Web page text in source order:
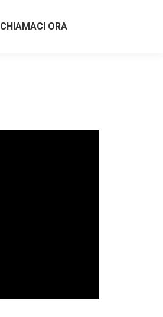
CHIAMACI ORA